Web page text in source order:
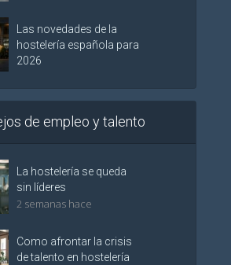
Las novedades de la
hostelería española para
2026
de empleo y talento
La hostelería se queda
sin líderes
2 semanas hace
Como afrontar la crisis
de talento en hostelería